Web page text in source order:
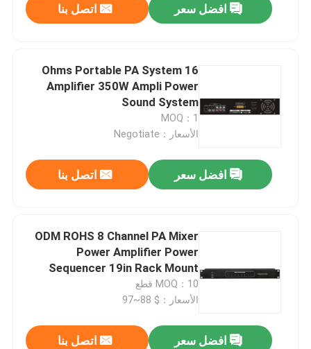
افضل سعر اتصل بنا
16 Ohms Portable PA System
Amplifier 350W Ampli Power
Sound System
MOQ：1
الأسعار：Negotiate
افضل سعر اتصل بنا
ODM ROHS 8 Channel PA Mixer
Power Amplifier Power
Sequencer 19in Rack Mount
MOQ：10 قطع
الأسعار：$ 88~97
افضل سعر اتصل بنا